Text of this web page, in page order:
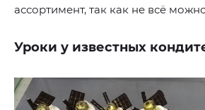
ассортимент, так как не всё
Уроки у известных